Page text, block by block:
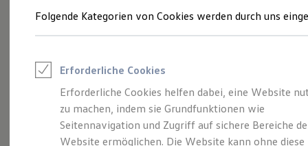
Junge Gebrauchtwagen und Gebrauchtwagen
Saisonangebote
Leasing
Leasing-Angebote
Gebrauchtwagen Leasing
Junge Gebrauchtwagen-Leasing
Elektroauto Leasing
Eine Klasse für sich.
Folgende Kategorien von Cookies werden durch uns
Erforderliche Cookies
Erforderliche Cookies helfen dabei, eine Website
zu machen, indem sie Grundfunktionen wie
Seitennavigation und Zugriff auf sichere Bereiche
Website ermöglichen. Die Website kann ohne diese